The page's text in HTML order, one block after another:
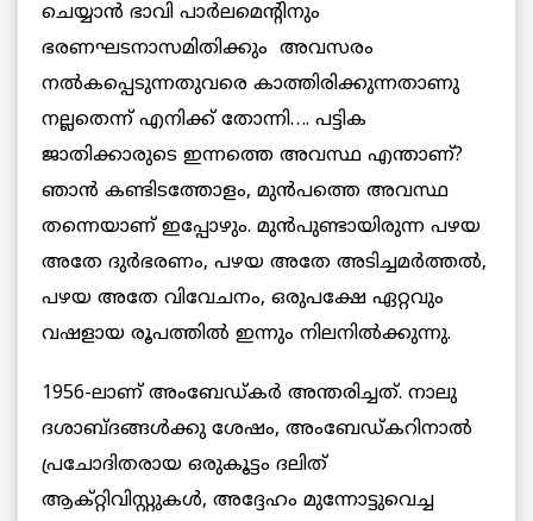
ചെയ്യാന്‍ ഭാവി പാര്‍ലമെന്റിനും
ഭരണഘടനാസമിതിക്കും അവസരം
നല്‍കപ്പെടുന്നതുവരെ കാത്തിരിക്കുന്നതാണു
നല്ലതെന്ന് എനിക്ക് തോന്നി…. പട്ടിക
ജാതിക്കാരുടെ ഇന്നത്തെ അവസ്ഥ എന്താണ്?
ഞാന്‍ കണ്ടിടത്തോളം, മുന്‍പത്തെ അവസ്ഥ
തന്നെയാണ് ഇപ്പോഴും. മുന്‍പുണ്ടായിരുന്ന പഴയ
അതേ ദുര്‍ഭരണം, പഴയ അതേ അടിച്ചമര്‍ത്തല്‍,
പഴയ അതേ വിവേചനം, ഒരുപക്ഷേ ഏറ്റവും
വഷളായ രൂപത്തില്‍ ഇന്നും നിലനില്‍ക്കുന്നു.
1956-ലാണ് അംബേഡ്കര്‍ അന്തരിച്ചത്. നാലു
ദശാബ്ദങ്ങള്‍ക്കു ശേഷം, അംബേഡ്കറിനാല്‍
പ്രചോദിതരായ ഒരുകൂട്ടം ദലിത്
ആക്റ്റിവിസ്റ്റുകള്‍, അദ്ദേഹം മുന്നോട്ടുവെച്ച